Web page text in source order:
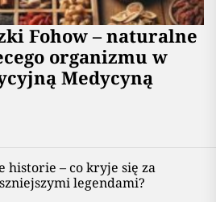
Fohow – naturalne
organizmu w
Medycyną
historie – co kryje się za
legendami?